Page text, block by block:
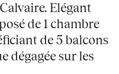
Elégant
de 1 chambre
de 5 balcons
dégagée sur les